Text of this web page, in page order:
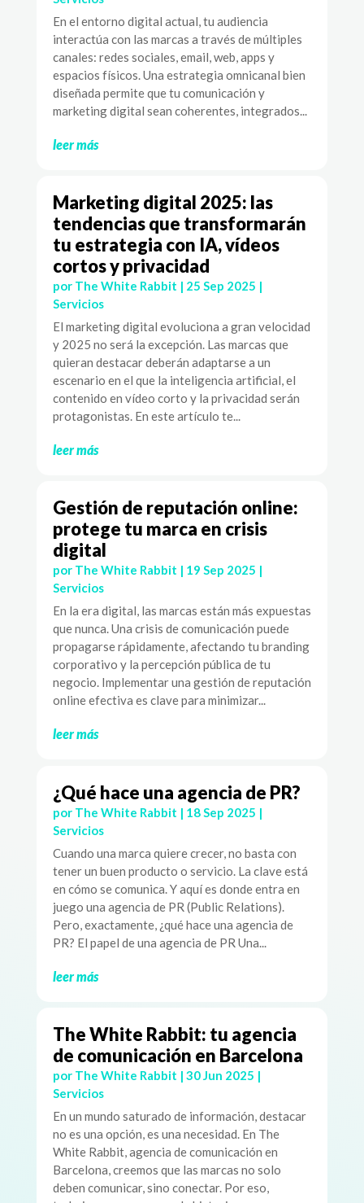
En el entorno digital actual, tu audiencia
interactúa con las marcas a través de múltiples
canales: redes sociales, email, web, apps y
espacios físicos. Una estrategia omnicanal bien
diseñada permite que tu comunicación y
marketing digital sean coherentes, integrados...
leer más
Marketing digital 2025: las
tendencias que transformarán
tu estrategia con IA, vídeos
cortos y privacidad
por The White Rabbit | 25 Sep 2025 |
Servicios
El marketing digital evoluciona a gran velocidad
y 2025 no será la excepción. Las marcas que
quieran destacar deberán adaptarse a un
escenario en el que la inteligencia artificial, el
contenido en vídeo corto y la privacidad serán
protagonistas. En este artículo te...
leer más
Gestión de reputación online:
protege tu marca en crisis
digital
por The White Rabbit | 19 Sep 2025 |
Servicios
En la era digital, las marcas están más expuestas
que nunca. Una crisis de comunicación puede
propagarse rápidamente, afectando tu branding
corporativo y la percepción pública de tu
negocio. Implementar una gestión de reputación
online efectiva es clave para minimizar...
leer más
¿Qué hace una agencia de PR?
por The White Rabbit | 18 Sep 2025 |
Servicios
Cuando una marca quiere crecer, no basta con
tener un buen producto o servicio. La clave está
en cómo se comunica. Y aquí es donde entra en
juego una agencia de PR (Public Relations).
Pero, exactamente, ¿qué hace una agencia de
PR? El papel de una agencia de PR Una...
leer más
The White Rabbit: tu agencia
de comunicación en Barcelona
por The White Rabbit | 30 Jun 2025 |
Servicios
En un mundo saturado de información, destacar
no es una opción, es una necesidad. En The
White Rabbit, agencia de comunicación en
Barcelona, creemos que las marcas no solo
deben comunicar, sino conectar. Por eso,